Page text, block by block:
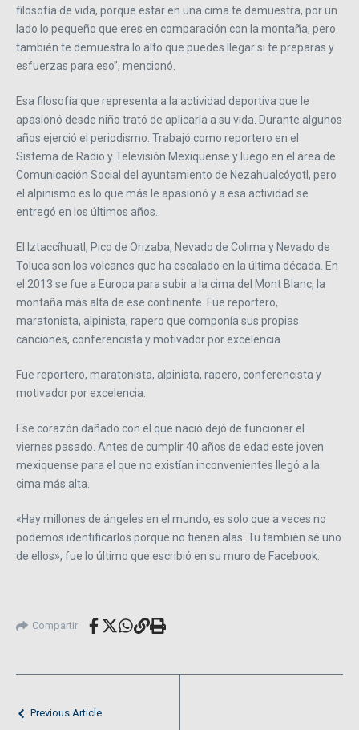
filosofía de vida, porque estar en una cima te demuestra, por un
lado lo pequeño que eres en comparación con la montaña, pero
también te demuestra lo alto que puedes llegar si te preparas y
esfuerzas para eso”, mencionó.
Esa filosofía que representa a la actividad deportiva que le
apasionó desde niño trató de aplicarla a su vida. Durante algunos
años ejerció el periodismo. Trabajó como reportero en el
Sistema de Radio y Televisión Mexiquense y luego en el área de
Comunicación Social del ayuntamiento de Nezahualcóyotl, pero
el alpinismo es lo que más le apasionó y a esa actividad se
entregó en los últimos años.
El Iztaccíhuatl, Pico de Orizaba, Nevado de Colima y Nevado de
Toluca son los volcanes que ha escalado en la última década. En
el 2013 se fue a Europa para subir a la cima del Mont Blanc, la
montaña más alta de ese continente. Fue reportero,
maratonista, alpinista, rapero que componía sus propias
canciones, conferencista y motivador por excelencia.
Fue reportero, maratonista, alpinista, rapero, conferencista y
motivador por excelencia.
Ese corazón dañado con el que nació dejó de funcionar el
viernes pasado. Antes de cumplir 40 años de edad este joven
mexiquense para el que no existían inconvenientes llegó a la
cima más alta.
«Hay millones de ángeles en el mundo, es solo que a veces no
podemos identificarlos porque no tienen alas. Tu también sé uno
de ellos», fue lo último que escribió en su muro de Facebook.
Compartir
Previous Article